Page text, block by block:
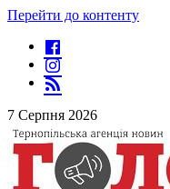
Перейти до контенту
7 Серпня 2026